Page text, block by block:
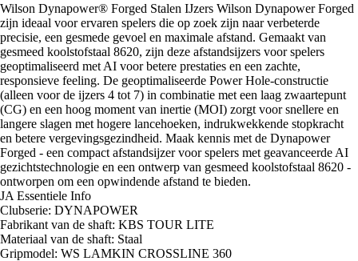
Wilson Dynapower® Forged Stalen IJzers Wilson Dynapower Forged
zijn ideaal voor ervaren spelers die op zoek zijn naar verbeterde
precisie, een gesmede gevoel en maximale afstand. Gemaakt van
gesmeed koolstofstaal 8620, zijn deze afstandsijzers voor spelers
geoptimaliseerd met AI voor betere prestaties en een zachte,
responsieve feeling. De geoptimaliseerde Power Hole-constructie
(alleen voor de ijzers 4 tot 7) in combinatie met een laag zwaartepunt
(CG) en een hoog moment van inertie (MOI) zorgt voor snellere en
langere slagen met hogere lancehoeken, indrukwekkende stopkracht
en betere vergevingsgezindheid. Maak kennis met de Dynapower
Forged - een compact afstandsijzer voor spelers met geavanceerde AI
gezichtstechnologie en een ontwerp van gesmeed koolstofstaal 8620 -
ontworpen om een opwindende afstand te bieden.
JA Essentiele Info
Clubserie: DYNAPOWER
Fabrikant van de shaft: KBS TOUR LITE
Materiaal van de shaft: Staal
Gripmodel: WS LAMKIN CROSSLINE 360